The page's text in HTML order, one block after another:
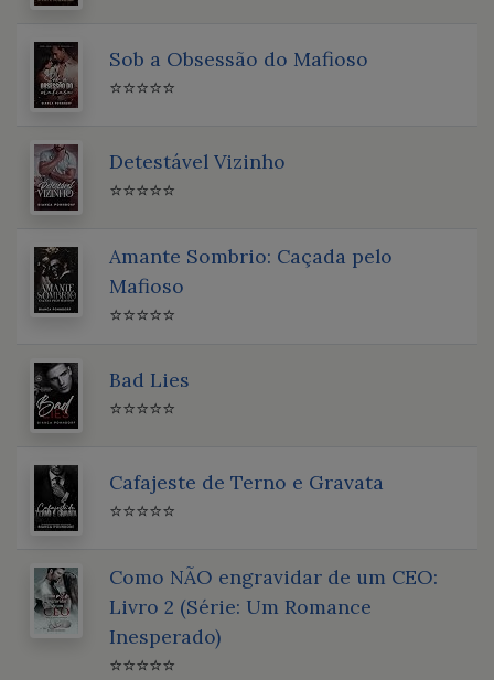
Sob a Obsessão do Mafioso
⭐⭐⭐⭐⭐
Detestável Vizinho
⭐⭐⭐⭐⭐
Amante Sombrio: Caçada pelo
Mafioso
⭐⭐⭐⭐⭐
Bad Lies
⭐⭐⭐⭐⭐
Cafajeste de Terno e Gravata
⭐⭐⭐⭐⭐
Como NÃO engravidar de um CEO:
Livro 2 (Série: Um Romance
Inesperado)
⭐⭐⭐⭐⭐